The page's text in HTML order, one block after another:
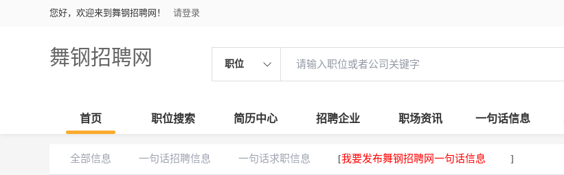
您好，欢迎来到舞钢招聘网！ 请登录
舞钢招聘网 职位
首页 职位搜索 简历中心 招聘企业 职场资讯 一句话信息
全部信息 一句话招聘信息 一句话求职信息 [我要发布舞钢招聘网一句话信息 ]